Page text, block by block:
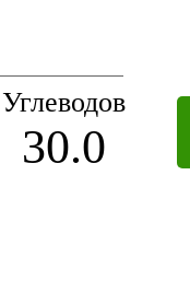
Углеводов
30.0